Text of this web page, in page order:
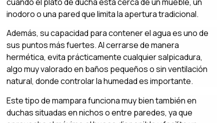
inodoro o una pared que limita la apertura tradicional.
Además, su capacidad para contener el agua es uno de
sus puntos más fuertes. Al cerrarse de manera
hermética, evita prácticamente cualquier salpicadura,
algo muy valorado en baños pequeños o sin ventilación
natural, donde controlar la humedad es importante.
Este tipo de mampara funciona muy bien también en
duchas situadas en nichos o entre paredes, ya que